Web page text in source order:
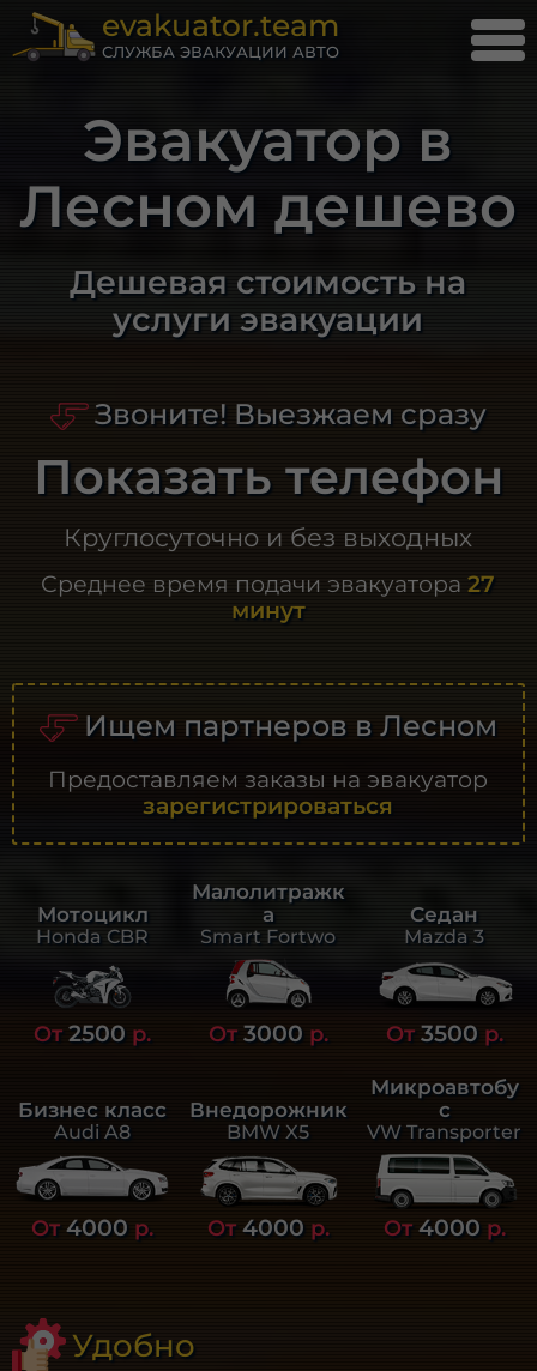
evakuator.team
СЛУЖБА ЭВАКУАЦИИ АВТО
Эвакуатор в
Лесном дешево
Дешевая стоимость на
услуги эвакуации
Звоните! Выезжаем сразу
Показать телефон
Круглосуточно и без выходных
Среднее время подачи эвакуатора27
минут
Ищем партнеров в Лесном
Предоставляем заказы на эвакуатор
зарегистрироваться
Мотоцикл
Honda CBR
От2500 р.
Малолитражк
а
Smart Fortwo
От 3000 р.
Седан
Mazda 3
От 3500 р.
Бизнес класс
Audi A8
От4000 р.
Внедорожник
BMW X5
От 4000 р.
Микроавтобу
с
VW Transporter
От 4000 р.
Удобно